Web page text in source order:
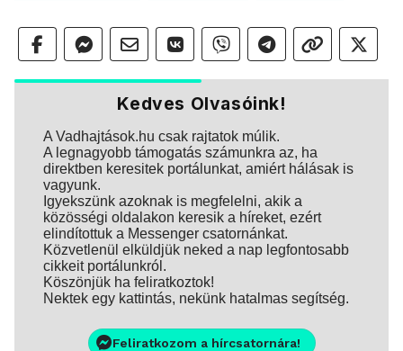
Kedves Olvasóink!
A Vadhajtások.hu csak rajtatok múlik.
A legnagyobb támogatás számunkra az, ha
direktben keresitek portálunkat, amiért hálásak is
vagyunk.
Igyekszünk azoknak is megfelelni, akik a
közösségi oldalakon keresik a híreket, ezért
elindítottuk a Messenger csatornánkat.
Közvetlenül elküldjük neked a nap legfontosabb
cikkeit portálunkról.
Köszönjük ha feliratkoztok!
Nektek egy kattintás, nekünk hatalmas segítség.
Feliratkozom a hírcsatornára!